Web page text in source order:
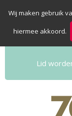
Wij maken gebruik
hiermee akkoord.
Lid